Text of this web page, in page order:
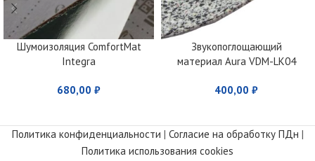
Шумоизоляция ComfortMat
Integra
680,00 ₽
Звукопоглощающий
материал Aura VDM-LK04
400,00 ₽
Политика конфиденциальности | Согласие на обработку ПДн |
Политика использования cookies